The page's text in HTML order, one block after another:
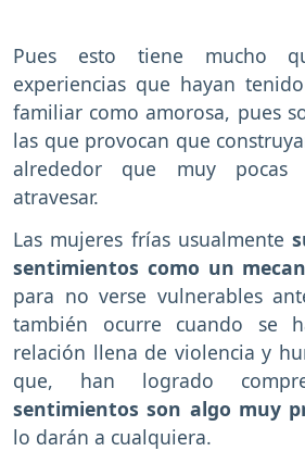
Pues esto tiene mucho
experiencias que hayan
familiar como amorosa, pues
las que provocan que
alrededor que muy pocas
atravesar.
Las mujeres frías usualmente
sentimientos como un
para no verse vulnerables
también ocurre cuando se
relación llena de violencia y
que, han logrado
sentimientos son algo muy
lo darán a cualquiera.